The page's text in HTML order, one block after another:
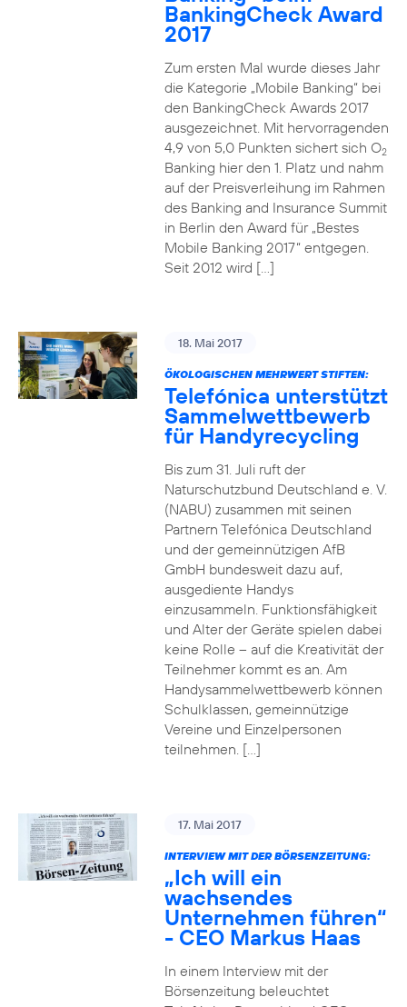
BankingCheck Award
2017
Zum ersten Mal wurde dieses Jahr
die Kategorie „Mobile Banking“ bei
den BankingCheck Awards 2017
ausgezeichnet. Mit hervorragenden
4,9 von 5,0 Punkten sichert sich O2
Banking hier den 1. Platz und nahm
auf der Preisverleihung im Rahmen
des Banking and Insurance Summit
in Berlin den Award für „Bestes
Mobile Banking 2017“ entgegen.
Seit 2012 wird […]
18. Mai 2017
ÖKOLOGISCHEN MEHRWERT STIFTEN:
Telefónica unterstützt
Sammelwettbewerb
für Handyrecycling
Bis zum 31. Juli ruft der
Naturschutzbund Deutschland e. V.
(NABU) zusammen mit seinen
Partnern Telefónica Deutschland
und der gemeinnützigen AfB
GmbH bundesweit dazu auf,
ausgediente Handys
einzusammeln. Funktionsfähigkeit
und Alter der Geräte spielen dabei
keine Rolle – auf die Kreativität der
Teilnehmer kommt es an. Am
Handysammelwettbewerb können
Schulklassen, gemeinnützige
Vereine und Einzelpersonen
teilnehmen. […]
17. Mai 2017
INTERVIEW MIT DER BÖRSENZEITUNG:
„Ich will ein
wachsendes
Unternehmen führen“
- CEO Markus Haas
In einem Interview mit der
Börsenzeitung beleuchtet